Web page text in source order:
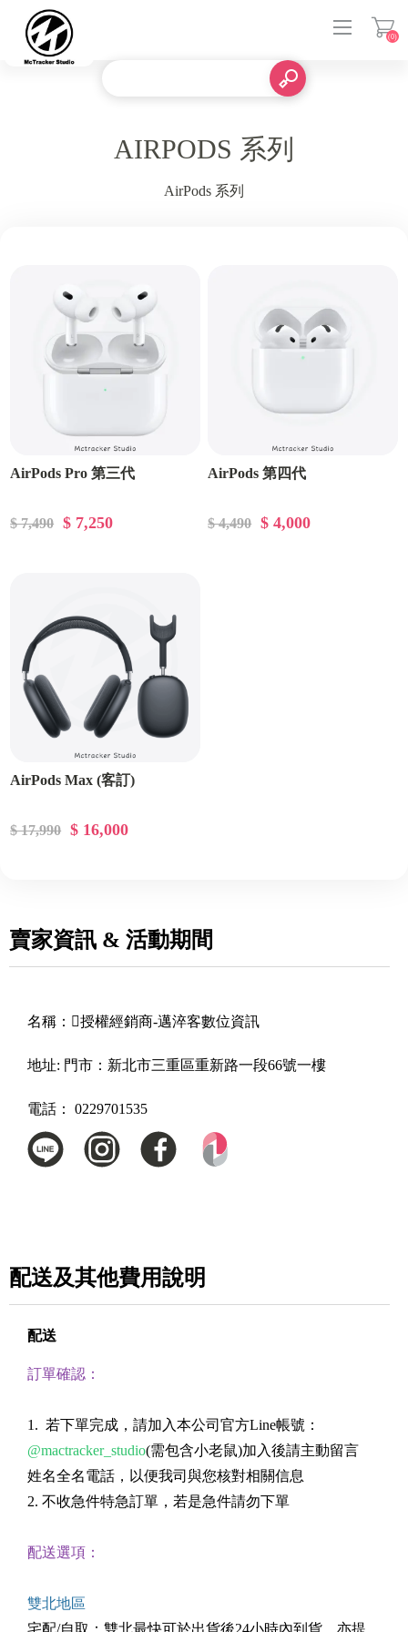
(0)
AIRPODS 系列
AirPods 系列
AirPods Pro 第三代
$ 7,490 $ 7,250
AirPods 第四代
$ 4,490 $ 4,000
AirPods Max (客訂)
$ 17,990 $ 16,000
賣家資訊 & 活動期間
名稱： 授權經銷商-邁淬客數位資訊
地址: 門市：新北市三重區重新路一段66號一樓
電話： 0229701535
配送及其他費用說明
配送
訂單確認：
1. 若下單完成，請加入本公司官方Line帳號：
@mactracker_studio(需包含小老鼠)加入後請主動留言
姓名全名電話，以便我司與您核對相關信息
2. 不收急件特急訂單，若是急件請勿下單
配送選項：
雙北地區